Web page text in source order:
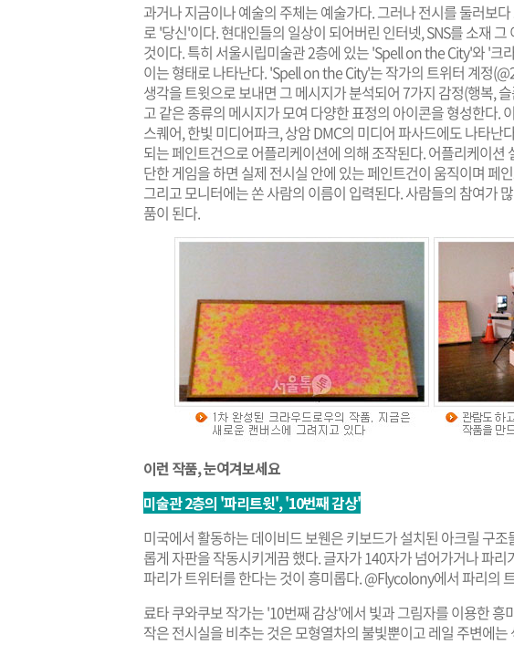
과거나 지금이나 예술의 주체는 예술가다. 그러나 전시를 둘러보
로 '당신'이다. 현대인들의 일상이 되어버린 인터넷, SNS를 소재
것이다. 특히 서울시립미술관 2층에 있는 'Spell on the City'와 '크
이는 형태로 나타난다. 'Spell on the City'는 작가의 트위터 계정
생각을 트윗으로 보내면 그 메시지가 분석되어 7가지 감정(행복,
고 같은 종류의 메시지가 모여 다양한 표정의 아이콘을 형성한다.
스퀘어, 한빛 미디어파크, 상암 DMC의 미디어 파사드에도 나타난
되는 페인트건으로 어플리케이션에 의해 조작된다. 어플리케이션
단한 게임을 하면 실제 전시실 안에 있는 페인트건이 움직이며 페
그리고 모니터에는 쏜 사람의 이름이 입력된다. 사람들의 참여가
품이 된다.
이런 작품, 눈여겨보세요
미술관 2층의 '파리트윗', '10번째 감상'
미국에서 활동하는 데이비드 보웬은 키보드가 설치된 아크릴 구
롭게 자판을 작동시키게끔 했다. 글자가 140자가 넘어가거나 파
파리가 트위터를 한다는 것이 흥미롭다.@Flycolony에서 파리의
료타 쿠와쿠보 작가는 '10번째 감상'에서 빛과 그림자를 이용한 흥
작은 전시실을 비추는 것은 모형열차의 불빛뿐이고 레일 주변에